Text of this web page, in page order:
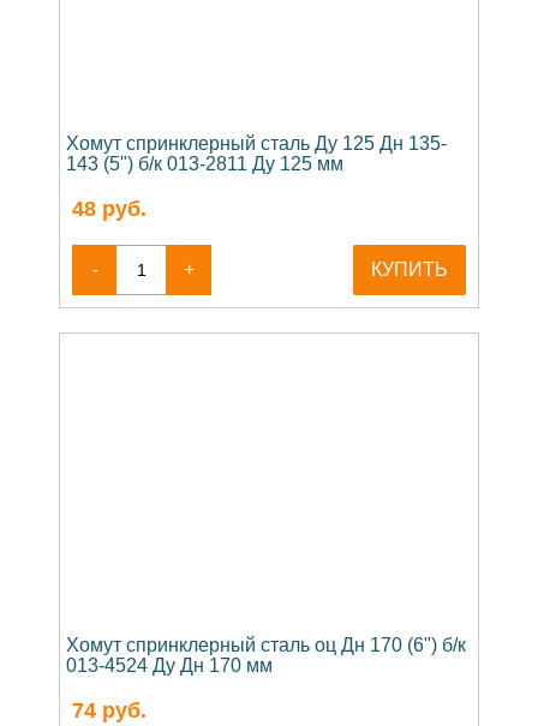
Хомут спринклерный сталь Ду 125 Дн 135-
143 (5") б/к 013-2811 Ду 125 мм
48 руб.
- + КУПИТЬ
Хомут спринклерный сталь оц Дн 170 (6") б/к
013-4524 Ду Дн 170 мм
74 руб.